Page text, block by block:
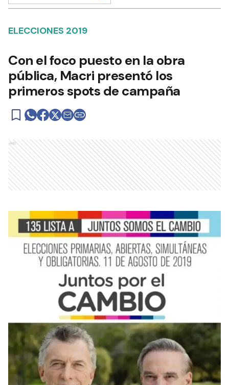
ELECCIONES 2019
Con el foco puesto en la obra
pública, Macri presentó los
primeros spots de campaña
Ads